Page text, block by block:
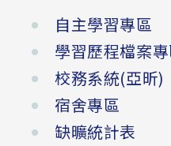
自主學習專區
學習歷程檔案
校務系統(亞昕)
宿舍專區
缺曠統計表